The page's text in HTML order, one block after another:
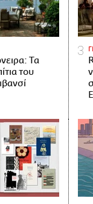
Τα
του